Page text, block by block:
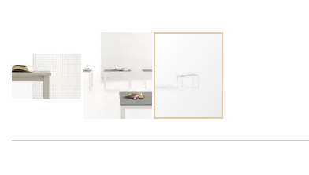
към